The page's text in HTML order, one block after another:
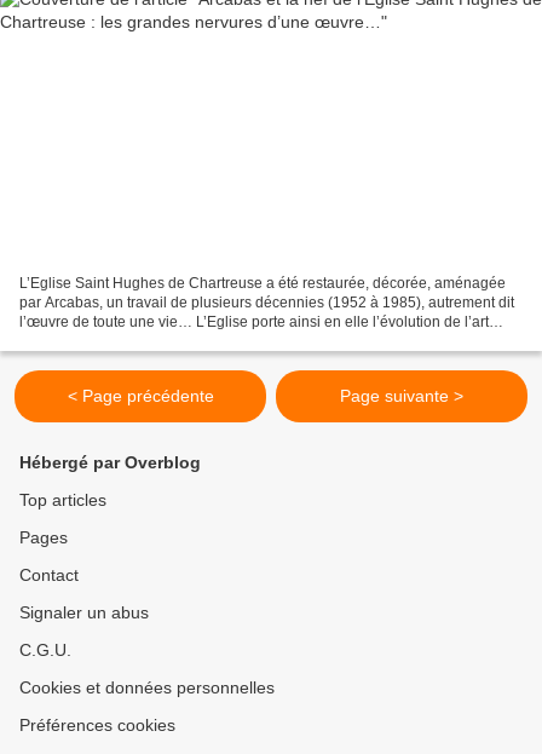
L’Eglise Saint Hughes de Chartreuse a été restaurée, décorée, aménagée
par Arcabas, un travail de plusieurs décennies (1952 à 1985), autrement dit
l’œuvre de toute une vie… L’Eglise porte ainsi en elle l’évolution de l’art
< Page précédente Page suivante >
Hébergé par Overblog
Top articles
Pages
Contact
Signaler un abus
C.G.U.
Cookies et données personnelles
Préférences cookies